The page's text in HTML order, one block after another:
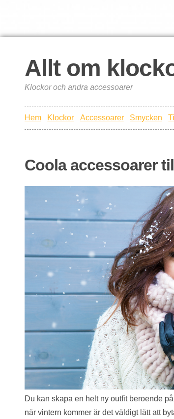
Allt om
Klockor och andra accessoarer
Hem Klockor Accessoarer Smycken
Coola accessoarer
Du kan skapa en helt ny outfit beroende
när vintern kommer är det väldigt lätt att